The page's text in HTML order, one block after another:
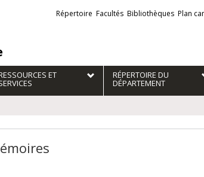
Liens
externes
Répertoire Facultés Bibliothèques Plan
ET RÉPERTOIRE DU
DÉPARTEMENT